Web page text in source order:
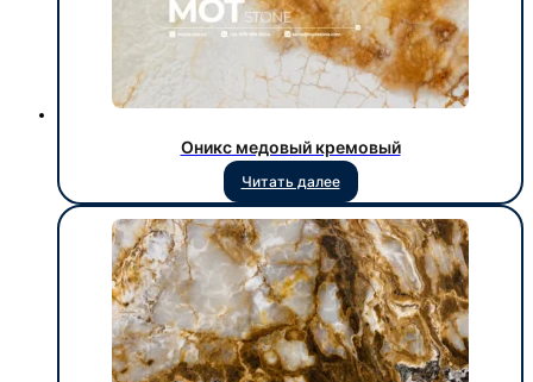
Оникс медовый кремовый
Читать далее